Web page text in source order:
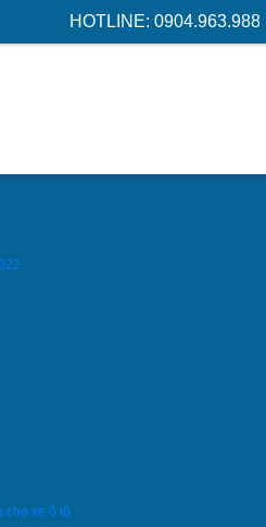
HOTLINE: 0904.963.988